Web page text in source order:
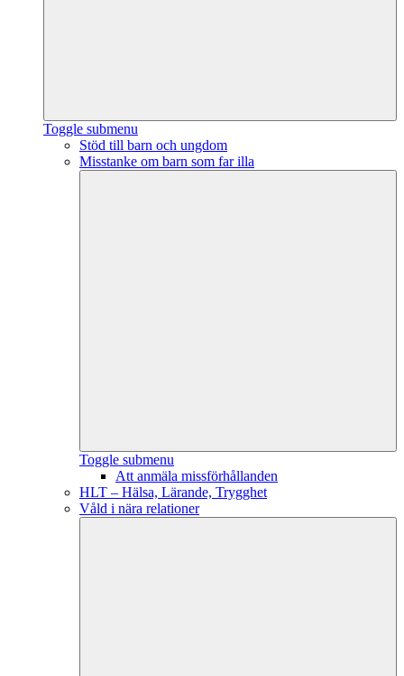
Toggle submenu
Stöd till barn och ungdom
Misstanke om barn som far illa
Toggle submenu
Att anmäla missförhållanden
HLT – Hälsa, Lärande, Trygghet
Våld i nära relationer